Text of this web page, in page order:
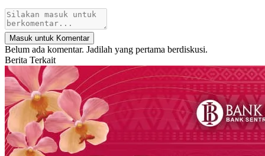
Masuk untuk Komentar
Belum ada komentar. Jadilah yang pertama berdiskusi.
Berita Terkait